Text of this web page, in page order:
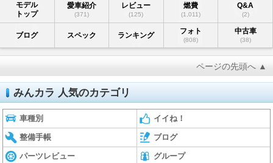
モデル
トップ
愛車紹介
(371)
レビュー
(125)
燃費
(1,011)
Q&A
(2)
ブログ スペック ランキング フォト
(808)
中古車
(38)
ページの先頭へ ▲
みんカラ 人気のカテゴリ
車種別 イイね！
整備手帳 ブログ
パーツレビュー グループ